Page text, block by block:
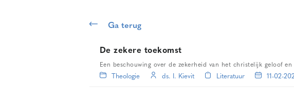
Ga terug
De zekere toekomst
Een beschouwing over de zekerheid van het christelijk geloof
Theologie ds. I. Kievit Literatuur 11-02-